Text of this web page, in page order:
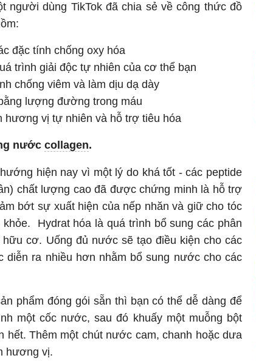
người dùng TikTok đã chia sẻ về công thức đồ
đặc tính chống oxy hóa
trình giải độc tự nhiên của cơ thể bạn
chống viêm và làm dịu dạ dày
lượng đường trong máu
hương vị tự nhiên và hỗ trợ tiêu hóa
nước collagen.
hiện nay vì một lý do khá tốt - các peptide
chất lượng cao đã được chứng minh là hỗ trợ
bớt sự xuất hiện của nếp nhăn và giữ cho tóc
khỏe. Hydrat hóa là quá trình bổ sung các phân
cơ. Uống đủ nước sẽ tạo điều kiện cho các
diễn ra nhiều hơn nhằm bổ sung nước cho các
phẩm đóng gói sẵn thì bạn có thể dễ dàng để
một cốc nước, sau đó khuấy một muỗng bột
hết. Thêm một chút nước cam, chanh hoặc dưa
hương vị.